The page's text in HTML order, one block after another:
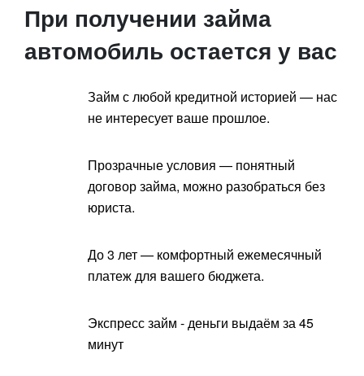
При получении займа
автомобиль остается у вас
Займ с любой кредитной историей — нас
не интересует ваше прошлое.
Прозрачные условия — понятный
договор займа, можно разобраться без
юриста.
До 3 лет — комфортный ежемесячный
платеж для вашего бюджета.
Экспресс займ - деньги выдаём за 45
минут